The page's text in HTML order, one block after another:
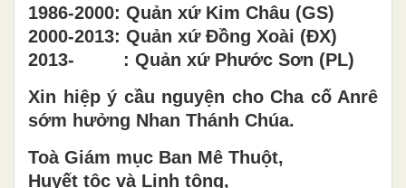
1986-2000: Quản xứ Kim Châu (GS)
2000-2013: Quản xứ Đồng Xoài (ĐX)
2013- : Quản xứ Phước Sơn (PL)
Xin hiệp ý cầu nguyện cho Cha cố Anrê
sớm hưởng Nhan Thánh Chúa.
Toà Giám mục Ban Mê Thuột,
Huyết tộc và Linh tông,